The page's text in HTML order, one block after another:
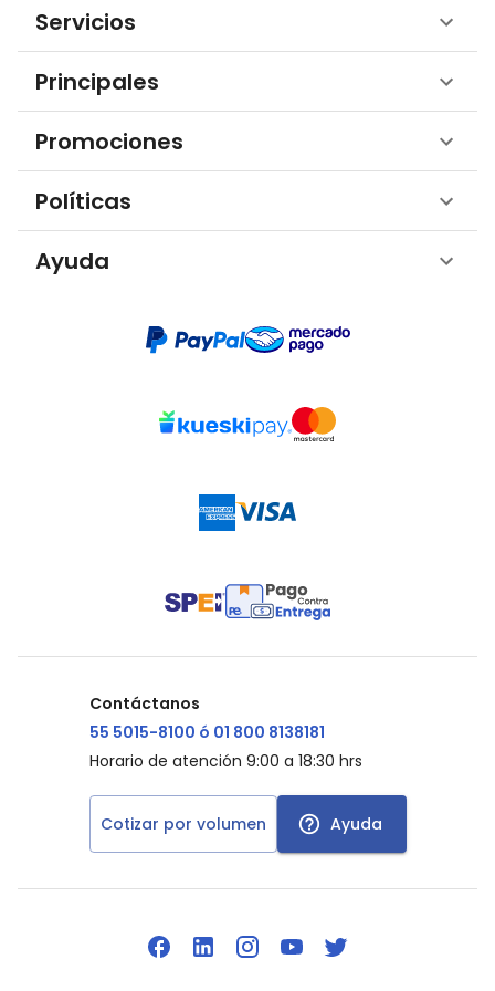
Servicios
Principales
Promociones
Políticas
Ayuda
Contáctanos
55 5015-8100 ó 01 800 8138181
Horario de atención 9:00 a 18:30 hrs
Cotizar por volumen Ayuda